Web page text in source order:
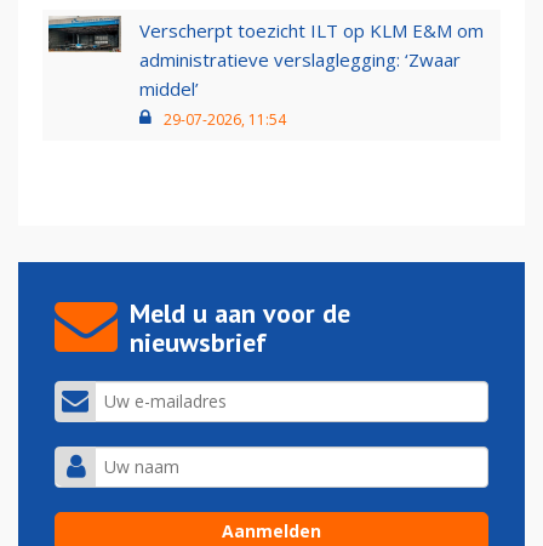
Verscherpt toezicht ILT op KLM E&M om
administratieve verslaglegging: ‘Zwaar
middel’
29-07-2026, 11:54
Meld u aan voor de
nieuwsbrief